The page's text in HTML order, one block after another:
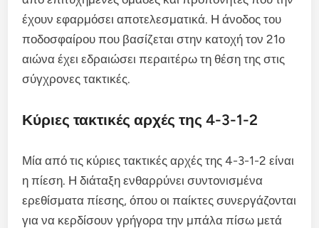
έχουν εφαρμόσει αποτελεσματικά. Η άνοδος του
ποδοσφαίρου που βασίζεται στην κατοχή τον 21ο
αιώνα έχει εδραιώσει περαιτέρω τη θέση της στις
σύγχρονες τακτικές.
Κύριες τακτικές αρχές της 4-3-1-2
Μία από τις κύριες τακτικές αρχές της 4-3-1-2 είναι
η πίεση. Η διάταξη ενθαρρύνει συντονισμένα
ερεθίσματα πίεσης, όπου οι παίκτες συνεργάζονται
για να κερδίσουν γρήγορα την μπάλα πίσω μετά